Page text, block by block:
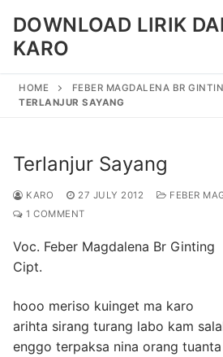
content
DOWNLOAD LIRIK
KARO
HOME
FEBER MAGDALENA BR
TERLANJUR SAYANG
Terlanjur Sayang
KARO 27 JULY 2012
FEBER
1 COMMENT
Voc. Feber Magdalena Br Ginting
Cipt.
hooo meriso kuinget ma karo
arihta sirang turang labo kam
enggo terpaksa nina orang tuanta